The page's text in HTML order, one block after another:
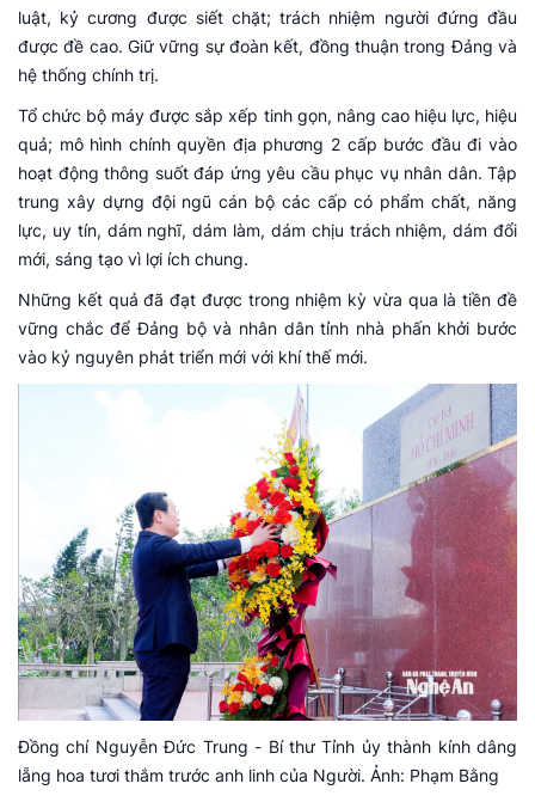
luật, kỷ cương được siết chặt; trách nhiệm người đứng đầu
được đề cao. Giữ vững sự đoàn kết, đồng thuận trong Đảng và
hệ thống chính trị.
Tổ chức bộ máy được sắp xếp tinh gọn, nâng cao hiệu lực, hiệu
quả; mô hình chính quyền địa phương 2 cấp bước đầu đi vào
hoạt động thông suốt đáp ứng yêu cầu phục vụ nhân dân. Tập
trung xây dựng đội ngũ cán bộ các cấp có phẩm chất, năng
lực, uy tín, dám nghĩ, dám làm, dám chịu trách nhiệm, dám đổi
mới, sáng tạo vì lợi ích chung.
Những kết quả đã đạt được trong nhiệm kỳ vừa qua là tiền đề
vững chắc để Đảng bộ và nhân dân tỉnh nhà phấn khởi bước
vào kỷ nguyên phát triển mới với khí thế mới.
Đồng chí Nguyễn Đức Trung - Bí thư Tỉnh ủy thành kính dâng
lẵng hoa tươi thắm trước anh linh của Người. Ảnh: Phạm Bằng